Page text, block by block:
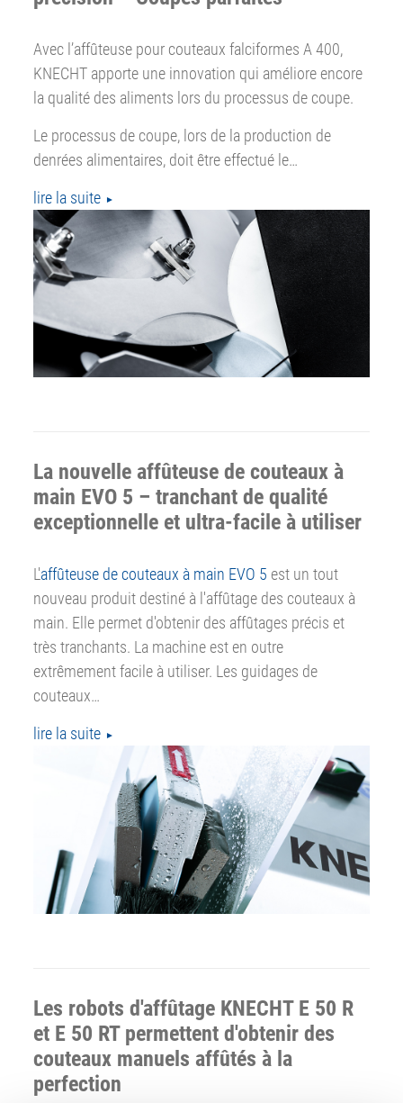
Avec l’affûteuse pour couteaux falciformes A 400,
KNECHT apporte une innovation qui améliore encore
la qualité des aliments lors du processus de coupe.
Le processus de coupe, lors de la production de
denrées alimentaires, doit être effectué le…
lire la suite
La nouvelle affûteuse de couteaux à
main EVO 5 – tranchant de qualité
exceptionnelle et ultra-facile à utiliser
L'affûteuse de couteaux à main EVO 5 est un tout
nouveau produit destiné à l'affûtage des couteaux à
main. Elle permet d'obtenir des affûtages précis et
très tranchants. La machine est en outre
extrêmement facile à utiliser. Les guidages de
couteaux…
lire la suite
Les robots d'affûtage KNECHT E 50 R
et E 50 RT permettent d'obtenir des
couteaux manuels affûtés à la
perfection